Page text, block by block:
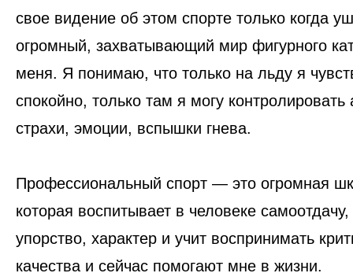
свое видение об этом спорте только когда
огромный, захватывающий мир фигурного
меня. Я понимаю, что только на льду я
спокойно, только там я могу
страхи, эмоции, вспышки гнева.
Профессиональный спорт — это огромная
которая воспитывает в человеке
упорство, характер и учит воспринимать
качества и сейчас помогают мне в жизни.